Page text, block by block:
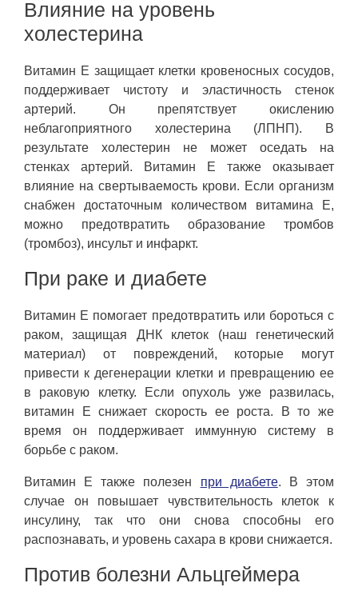
Влияние на уровень
холестерина
Витамин Е защищает клетки кровеносных сосудов,
поддерживает чистоту и эластичность стенок
артерий. Он препятствует окислению
неблагоприятного холестерина (ЛПНП). В
результате холестерин не может оседать на
стенках артерий. Витамин Е также оказывает
влияние на свертываемость крови. Если организм
снабжен достаточным количеством витамина Е,
можно предотвратить образование тромбов
(тромбоз), инсульт и инфаркт.
При раке и диабете
Витамин Е помогает предотвратить или бороться с
раком, защищая ДНК клеток (наш генетический
материал) от повреждений, которые могут
привести к дегенерации клетки и превращению ее
в раковую клетку. Если опухоль уже развилась,
витамин Е снижает скорость ее роста. В то же
время он поддерживает иммунную систему в
борьбе с раком.
Витамин Е также полезен при диабете. В этом
случае он повышает чувствительность клеток к
инсулину, так что они снова способны его
распознавать, и уровень сахара в крови снижается.
Против болезни Альцгеймера